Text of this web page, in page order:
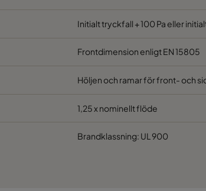
Initialt tryckfall + 100 Pa eller
Frontdimension enligt EN 15805
Höljen och ramar för front- och
1,25 x nominellt flöde
Brandklassning: UL 900